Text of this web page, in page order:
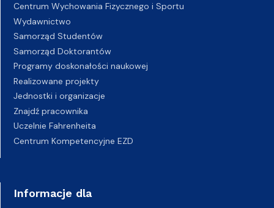
Centrum Wychowania Fizycznego i Sportu
Wydawnictwo
Samorząd Studentów
Samorząd Doktorantów
Programy doskonałości naukowej
Realizowane projekty
Jednostki i organizacje
Znajdź pracownika
Uczelnie Fahrenheita
Centrum Kompetencyjne EZD
Informacje dla